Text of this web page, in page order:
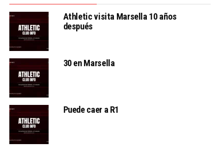
Athletic visita Marsella 10 años
después
30 en Marsella
Puede caer a R1